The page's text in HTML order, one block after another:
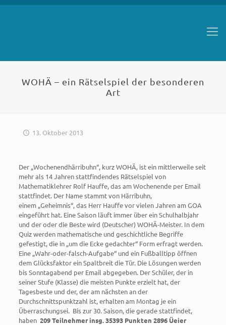
WOHÄ – ein Rätselspiel der besonderen
Art
13. Oktober 2013
Der „Wochenendhärribuhn“, kurz WOHÄ, ist ein mittlerweile seit
mehr als 14 Jahren stattfindendes Rätselspiel von
Mathematiklehrer Rolf Hauffe, das am Wochenende per Email
stattfindet. Der Name stammt von Härribuhn,
einem „Geheimnis“, das Herr Hauffe vor vielen Jahren am GOA
eingeführt hat. Eine Saison läuft immer über ein Schulhalbjahr
und der oder die Beste wird (Deutscher) WOHÄ-Meister. In dem
Quiz werden mathematische und geschichtliche Begriffe
gefestigt, die in „um die Ecke gedachter“ Form erfragt werden.
Eine „Wahr-oder-falsch-Aufgabe“ und ein Fußballtipp öffnen
dem Glücksfaktor ein Spaltbreit die Tür. Die Lösungen werden
bis Sonntagabend per Email abgegeben. Der Schüler, der in
seiner Stufe (Klasse) die meisten Punkte erzielt hat, der
Tagesbeste und der, der am nächsten an der
Durchschnittspunktzahl ist, erhalten am Montag je ein
Überraschungsei. Bis zur 30. Saison, die gerade stattfindet,
haben 209 Teilnehmer insg. 35393 Punkten 2896 Üeier